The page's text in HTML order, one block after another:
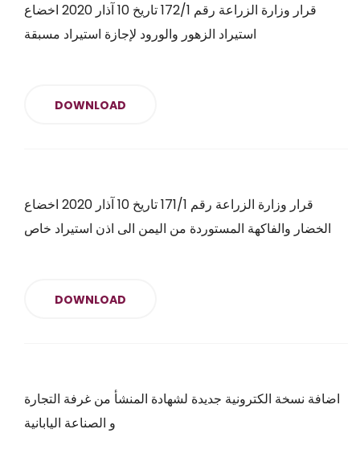
قرار وزارة الزراعة رقم 172/1 تاريخ 10 آذار 2020 اخضاع
استيراد الزهور والورود لإجازة استيراد مسبقة
DOWNLOAD
قرار وزارة الزراعة رقم 171/1 تاريخ 10 آذار 2020 اخضاع
الخضار والفاكهة المستوردة من اليمن الى اذن استيراد خاص
DOWNLOAD
اضافة نسخة الكترونية جديدة لشهادة المنشأ من غرفة التجارة
و الصناعة اليابانية